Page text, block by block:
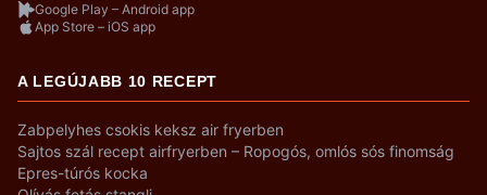
Google Play – Android app
App Store – iOS app
A LEGÚJABB 10 RECEPT
Zabpelyhes csokis keksz air fryerben
Sajtos szál recept airfryerben – Ropogós, omlós sós finomság
Epres-túrós kocka